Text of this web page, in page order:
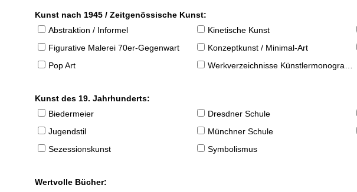
Kunst nach 1945 / Zeitgenössische Kunst:
Abstraktion / Informel
Kinetische Kunst
Figurative Malerei 70er-Gegenwart
Konzeptkunst / Minimal-Art
Pop Art
Werkverzeichnisse Künstlermonographien
Kunst des 19. Jahrhunderts:
Biedermeier
Dresdner Schule
Jugendstil
Münchner Schule
Sezessionskunst
Symbolismus
Wertvolle Bücher: